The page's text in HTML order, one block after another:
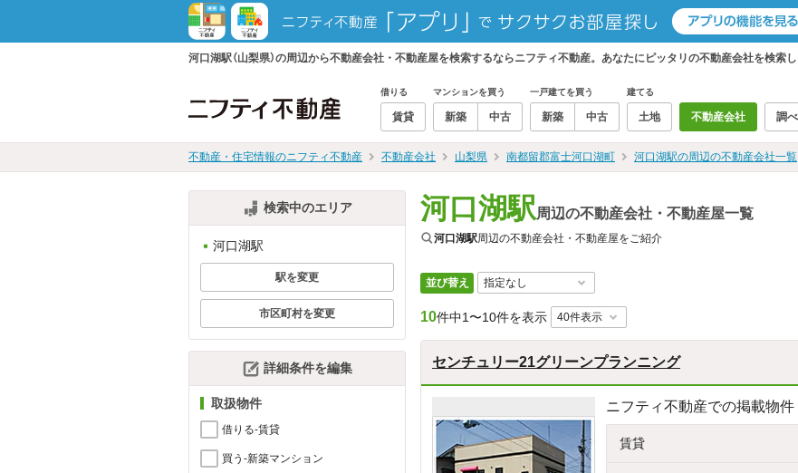
河口湖駅（山梨県）の周辺から不動産会社・不動産屋を検索するならニフティ不動産。あなたにピッタリの不動産会社を検索し
借りる
賃貸
マンションを買う
新築 中古
一戸建てを買う
新築 中古
建てる
土地 不動産会社 調
不動産・住宅情報のニフティ不動産 不動産会社 山梨県 南都留郡富士河口湖町 河口湖駅の周辺の不動産会社一覧
検索中のエリア
河口湖駅
駅を変更
市区町村を変更
詳細条件を編集
取扱物件
借りる-賃貸
買う-新築マンション
河口湖駅周辺の不動産会社・不動産屋一覧
河口湖駅周辺の不動産会社・不動産屋をご紹介
並び替え
10件中1〜10件を表示
センチュリー21グリーンプランニング
ニフティ不動産での掲載物件
賃貸